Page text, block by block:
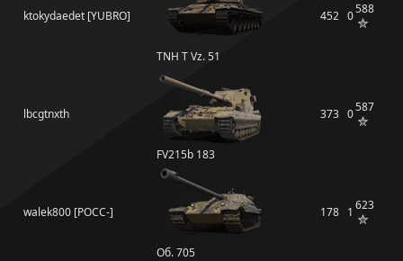
ktokydaedet [YUBRO]
TNH T Vz. 51
452 0588
lbcgtnxth
FV215b 183
373 0587
walek800 [POCC-]
Об. 705
178 1 623